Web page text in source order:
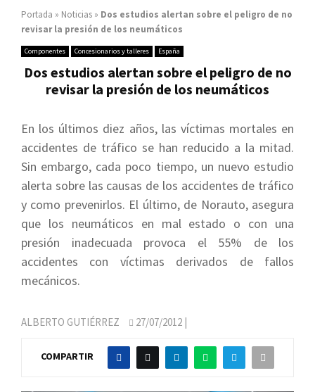
Portada » Noticias » Dos estudios alertan sobre el peligro de no
revisar la presión de los neumáticos
Componentes Concesionarios y talleres España
Dos estudios alertan sobre el peligro de no
revisar la presión de los neumáticos
En los últimos diez años, las víctimas mortales en
accidentes de tráfico se han reducido a la mitad.
Sin embargo, cada poco tiempo, un nuevo estudio
alerta sobre las causas de los accidentes de tráfico
y como prevenirlos. El último, de Norauto, asegura
que los neumáticos en mal estado o con una
presión inadecuada provoca el 55% de los
accidentes con víctimas derivados de fallos
mecánicos.
ALBERTO GUTIÉRREZ 27/07/2012 |
COMPARTIR